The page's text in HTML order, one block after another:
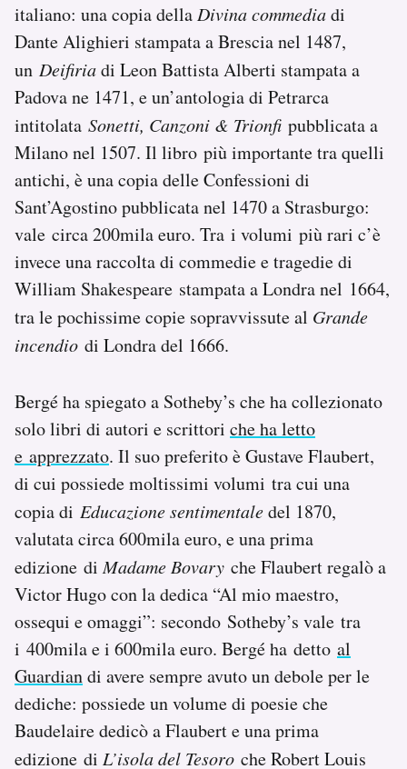
italiano: una copia della Divina commediadi
Dante Alighieri stampata a Brescia nel 1487,
un Deifiriadi Leon Battista Alberti stampata a
Padova ne 1471, e un’antologia di Petrarca
intitolata Sonetti, Canzoni & Trionfi pubblicata a
Milano nel 1507. Il libro più importante tra quelli
antichi, è una copia delle Confessioni di
Sant’Agostino pubblicata nel 1470 a Strasburgo:
vale circa 200mila euro. Tra i volumi più rari c’è
invece una raccolta di commedie e tragedie di
William Shakespeare stampata a Londra nel 1664,
tra le pochissime copie sopravvissute al Grande
incendio di Londra del 1666.
Bergé ha spiegato a Sotheby’s che ha collezionato
solo libri di autori e scrittori che ha letto
e apprezzato. Il suo preferito è Gustave Flaubert,
di cui possiede moltissimi volumi tra cui una
copia di Educazione sentimentaledel 1870,
valutata circa 600mila euro, e una prima
edizione diMadame Bovary che Flaubert regalò a
Victor Hugo con la dedica “Al mio maestro,
ossequi e omaggi”: secondo Sotheby’s vale tra
i 400mila e i 600mila euro. Bergé ha detto al
Guardiandi avere sempre avuto un debole per le
dediche: possiede un volume di poesie che
Baudelaire dedicò a Flaubert e una prima
edizione di L’isola del Tesoro che Robert Louis